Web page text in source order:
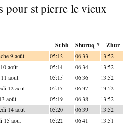
pour st pierre le vieux
Subh Shuruq * Zhur
9 août 05:12 06:33 13:52
août 05:14 06:34 13:52
août 05:15 06:36 13:52
12 août 05:17 06:37 13:52
août 05:19 06:38 13:52
14 août 05:20 06:39 13:52
15 août 05:22 06:41 13:51